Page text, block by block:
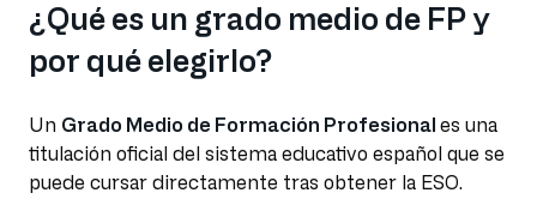
¿Qué es un grado medio de FP y
por qué elegirlo?
Un Grado Medio de Formación Profesional es una
titulación oficial del sistema educativo español que se
puede cursar directamente tras obtener la ESO.